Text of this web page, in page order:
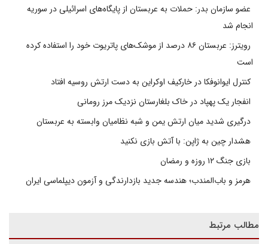
عضو سازمان بدر: حملات به عربستان از پایگاه‌های اسرائیلی در سوریه
انجام شد
رویترز: عربستان ۸۶ درصد از موشک‌های پاتریوت خود را استفاده کرده
است
کنترل ایوانوفکا در خارکیف اوکراین به دست ارتش روسیه افتاد
انفجار یک پهپاد در خاک بلغارستان نزدیک مرز رومانی
درگیری شدید میان ارتش یمن و شبه نظامیان وابسته به عربستان
هشدار چین به ژاپن: با آتش بازی نکنید
بازی جنگ ۱۲ روزه و رمضان
هرمز و باب‌المندب؛ هندسه جدید بازدارندگی و آزمون دیپلماسی ایران
مطالب مرتبط